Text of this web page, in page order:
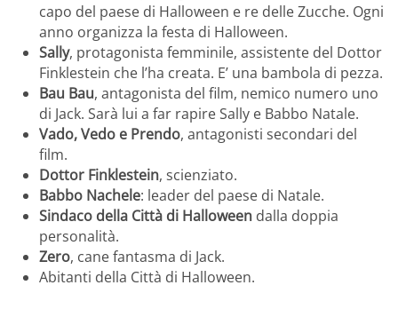
capo del paese di Halloween e re delle Zucche. Ogni
anno organizza la festa di Halloween.
Sally, protagonista femminile, assistente del Dottor
Finklestein che l’ha creata. E’ una bambola di pezza.
Bau Bau, antagonista del film, nemico numero uno
di Jack. Sarà lui a far rapire Sally e Babbo Natale.
Vado, Vedo e Prendo, antagonisti secondari del
film.
Dottor Finklestein, scienziato.
Babbo Nachele: leader del paese di Natale.
Sindaco della Città di Halloween dalla doppia
personalità.
Zero, cane fantasma di Jack.
Abitanti della Città di Halloween.